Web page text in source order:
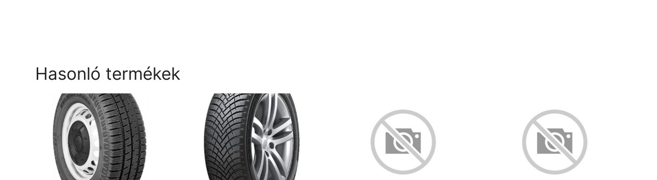
Hasonló termékek